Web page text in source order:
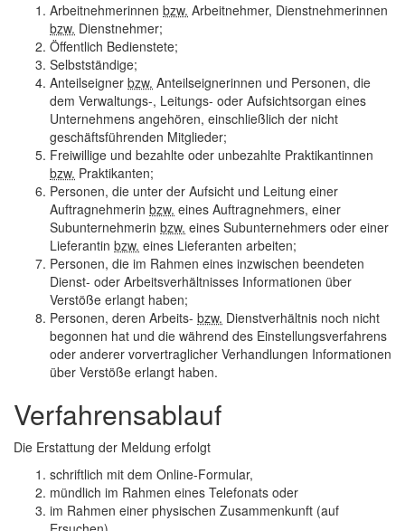
Arbeitnehmerinnen bzw. Arbeitnehmer, Dienstnehmerinnen
bzw. Dienstnehmer;
Öffentlich Bedienstete;
Selbstständige;
Anteilseigner bzw. Anteilseignerinnen und Personen, die
dem Verwaltungs-, Leitungs- oder Aufsichtsorgan eines
Unternehmens angehören, einschließlich der nicht
geschäftsführenden Mitglieder;
Freiwillige und bezahlte oder unbezahlte Praktikantinnen
bzw. Praktikanten;
Personen, die unter der Aufsicht und Leitung einer
Auftragnehmerin bzw. eines Auftragnehmers, einer
Subunternehmerin bzw. eines Subunternehmers oder einer
Lieferantin bzw. eines Lieferanten arbeiten;
Personen, die im Rahmen eines inzwischen beendeten
Dienst- oder Arbeitsverhältnisses Informationen über
Verstöße erlangt haben;
Personen, deren Arbeits- bzw. Dienstverhältnis noch nicht
begonnen hat und die während des Einstellungsverfahrens
oder anderer vorvertraglicher Verhandlungen Informationen
über Verstöße erlangt haben.
Verfahrensablauf
Die Erstattung der Meldung erfolgt
schriftlich mit dem Online-Formular,
mündlich im Rahmen eines Telefonats oder
im Rahmen einer physischen Zusammenkunft (auf